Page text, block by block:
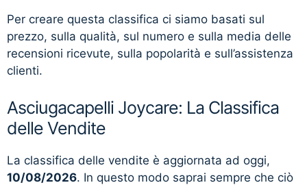
Per creare questa classifica ci siamo basati sul
prezzo, sulla qualità, sul numero e sulla media delle
recensioni ricevute, sulla popolarità e sull’assistenza
clienti.
Asciugacapelli Joycare: La Classifica
delle Vendite
La classifica delle vendite è aggiornata ad oggi,
10/08/2026. In questo modo saprai sempre che ciò